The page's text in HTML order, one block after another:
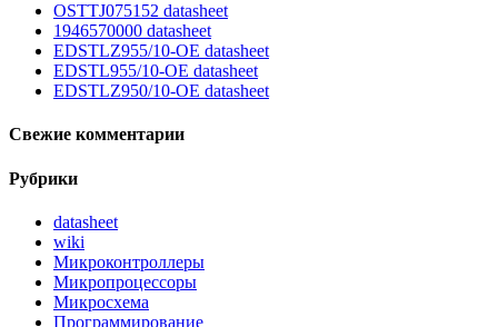
OSTTJ075152 datasheet
1946570000 datasheet
EDSTLZ955/10-OE datasheet
EDSTL955/10-OE datasheet
EDSTLZ950/10-OE datasheet
Свежие комментарии
Рубрики
datasheet
wiki
Микроконтроллеры
Микропроцессоры
Микросхема
Программирование